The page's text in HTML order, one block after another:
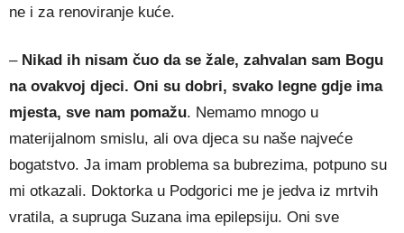
ne i za renoviranje kuće.
– Nikad ih nisam čuo da se žale, zahvalan sam Bogu
na ovakvoj djeci. Oni su dobri, svako legne gdje ima
mjesta, sve nam pomažu. Nemamo mnogo u
materijalnom smislu, ali ova djeca su naše najveće
bogatstvo. Ja imam problema sa bubrezima, potpuno su
mi otkazali. Doktorka u Podgorici me je jedva iz mrtvih
vratila, a supruga Suzana ima epilepsiju. Oni sve